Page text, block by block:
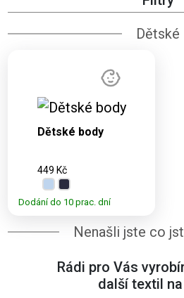
Dětské
Dostupné
varianty:
12M, 18M
Dětské body
449 Kč
Dodání do 10 prac. dní
Nenašli jste co
Rádi pro Vás
další textil